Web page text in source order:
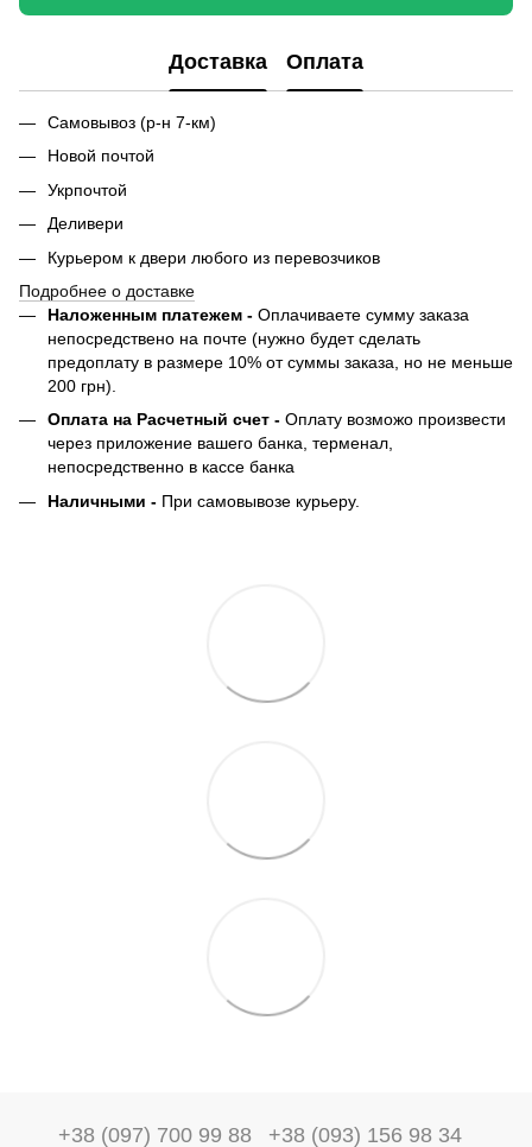
Доставка Оплата
Самовывоз (р-н 7-км)
Новой почтой
Укрпочтой
Деливери
Курьером к двери любого из перевозчиков
Подробнее о доставке
Наложенным платежем - Оплачиваете сумму заказа
непосредствено на почте (нужно будет сделать
предоплату в размере 10% от суммы заказа, но не меньше
200 грн).
Оплата на Расчетный счет - Оплату возможо произвести
через приложение вашего банка, терменал,
непосредственно в кассе банка
Наличными - При самовывозе курьеру.
+38 (097) 700 99 88 +38 (093) 156 98 34